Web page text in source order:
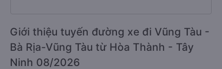
Giới thiệu tuyến đường xe đi Vũng Tàu -
Bà Rịa-Vũng Tàu từ Hòa Thành - Tây
Ninh 08/2026